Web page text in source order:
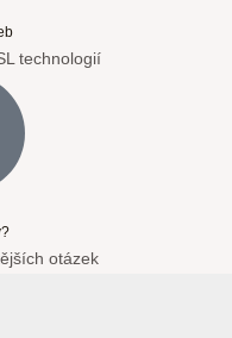
technologií
otázek